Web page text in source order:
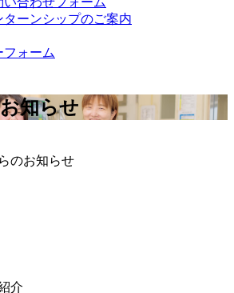
ーンシップのご案内
ォーム
知らせ
のお知らせ